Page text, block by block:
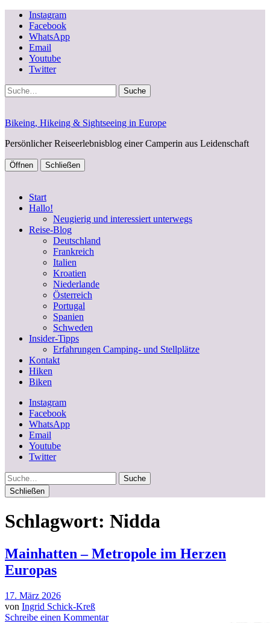
Instagram
Facebook
WhatsApp
Email
Youtube
Twitter
Suche
Bikeing, Hikeing & Sightseeing in Europe
Persönlicher Reiseerlebnisblog einer Camperin aus Leidenschaft
Öffnen Schließen
Start
Hallo!
Neugierig und interessiert unterwegs
Reise-Blog
Deutschland
Frankreich
Italien
Kroatien
Niederlande
Österreich
Portugal
Spanien
Schweden
Insider-Tipps
Erfahrungen Camping- und Stellplätze
Kontakt
Hiken
Biken
Instagram
Facebook
WhatsApp
Email
Youtube
Twitter
Suche
Schließen
Schlagwort: Nidda
Mainhatten – Metropole im Herzen
Europas
17. März 2026
von Ingrid Schick-Kreß
Schreibe einen Kommentar